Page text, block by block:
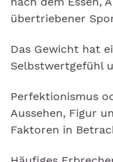
übertriebener
Das Gewicht hat
Selbstwertgefühl
Perfektionismus
Aussehen, Figur
Faktoren in